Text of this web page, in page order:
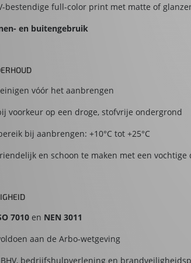
bestendige full-color print met matte of
en buitengebruik
vóór het aanbrengen
voorkeur op een droge, stofvrije ondergrond
bij aanbrengen: +10°C tot +25°C
en schoon te maken met een vochtige
7010 en NEN 3011
aan de Arbo-wetgeving
BHV, bedrijfshulpverlening en